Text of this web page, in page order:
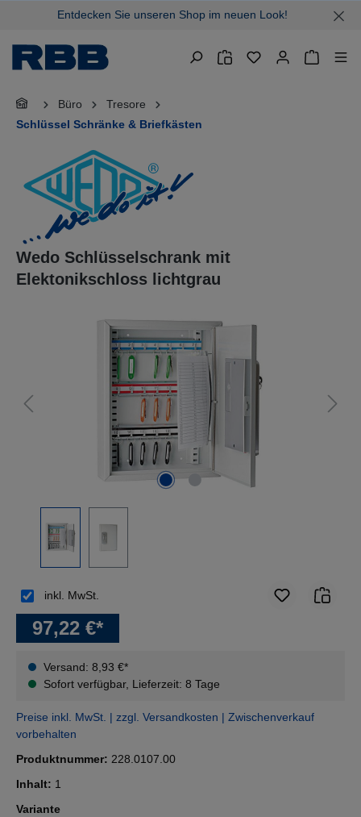
springenEntdecken Sie unseren Shop im neuen Look!
Büro
Tresore
Schlüssel Schränke & Briefkästen
Wedo Schlüsselschrank mit
Elektonikschloss lichtgrau
Bildergalerie überspringen
97,22 €*
Versand: 8,93 €*
Sofort verfügbar, Lieferzeit: 8 Tage
inkl. MwSt.
Preise inkl. MwSt. | zzgl. Versandkosten | Zwischenverkauf
vorbehalten
Produktnummer: 228.0107.00
Inhalt: 1
Varianteauswählen